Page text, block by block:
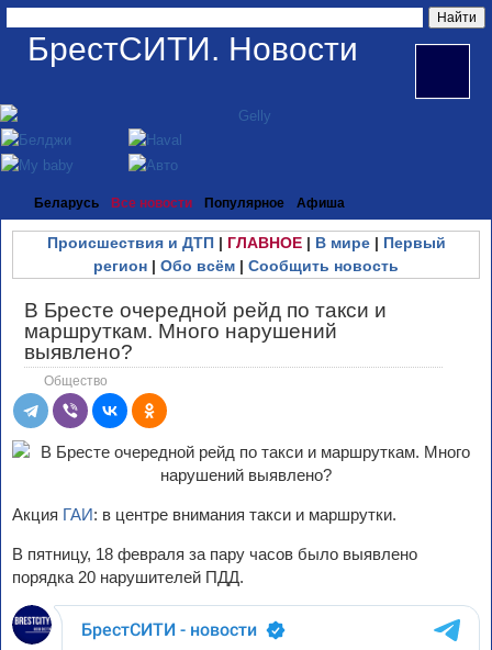
БрестСИТИ. Новости
Беларусь Все новости Популярное Афиша
Происшествия и ДТП| ГЛАВНОЕ| В мире| Первый
регион | Обо всём | Сообщить новость
В Бресте очередной рейд по такси и
маршруткам. Много нарушений
выявлено?
Общество
Акция ГАИ: в центре внимания такси и маршрутки.
В пятницу, 18 февраля за пару часов было выявлено
порядка 20 нарушителей ПДД.